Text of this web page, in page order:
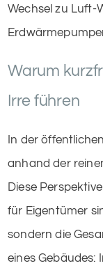
Wechsel zu Luft-
Warum
Irre führen
In der
anhand der
Diese
für Eigentümer
sondern die
eines Gebäudes: